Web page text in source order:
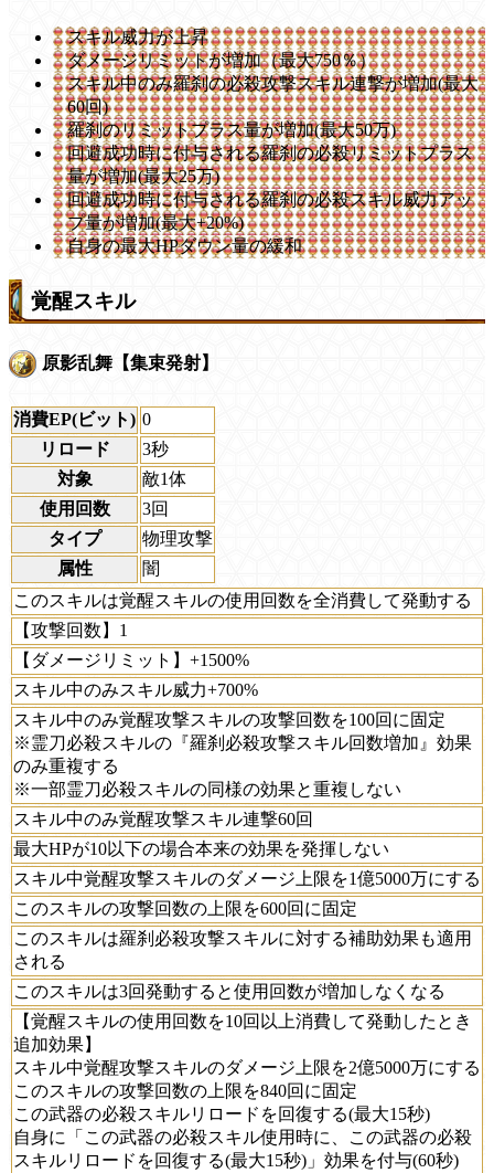
スキル威力が上昇
ダメージリミットが増加（最大750％）
スキル中のみ羅刹の必殺攻撃スキル連撃が増加(最大
60回)
羅刹のリミットプラス量が増加(最大50万)
回避成功時に付与される羅刹の必殺リミットプラス
量が増加(最大25万)
回避成功時に付与される羅刹の必殺スキル威力アッ
プ量が増加(最大+20%)
自身の最大HPダウン量の緩和
覚醒スキル
原影乱舞【集束発射】
消費EP(ビット) 0
リロード
3秒
対象
敵1体
使用回数
3回
タイプ
物理攻撃
属性
闇
このスキルは覚醒スキルの使用回数を全消費して発動する
【攻撃回数】1
【ダメージリミット】+1500%
スキル中のみスキル威力+700%
スキル中のみ覚醒攻撃スキルの攻撃回数を100回に固定
※霊刀必殺スキルの『羅刹必殺攻撃スキル回数増加』効果
のみ重複する
※一部霊刀必殺スキルの同様の効果と重複しない
スキル中のみ覚醒攻撃スキル連撃60回
最大HPが10以下の場合本来の効果を発揮しない
スキル中覚醒攻撃スキルのダメージ上限を1億5000万にする
このスキルの攻撃回数の上限を600回に固定
このスキルは羅刹必殺攻撃スキルに対する補助効果も適用
される
このスキルは3回発動すると使用回数が増加しなくなる
【覚醒スキルの使用回数を10回以上消費して発動したとき
追加効果】
スキル中覚醒攻撃スキルのダメージ上限を2億5000万にする
このスキルの攻撃回数の上限を840回に固定
この武器の必殺スキルリロードを回復する(最大15秒)
自身に「この武器の必殺スキル使用時に、この武器の必殺
スキルリロードを回復する(最大15秒)」効果を付与(60秒)